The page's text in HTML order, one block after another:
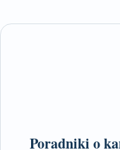
Poradniki o